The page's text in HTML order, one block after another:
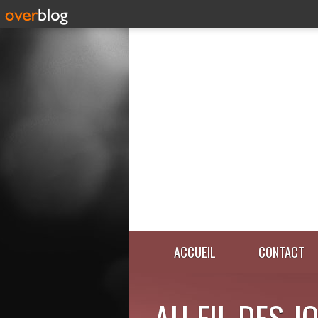
ACCUEIL CONTACT